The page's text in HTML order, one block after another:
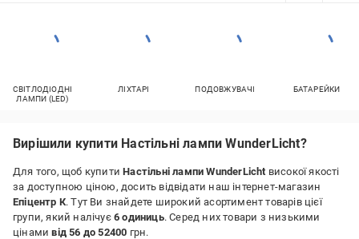
СВІТЛОДІОДНІ
ЛАМПИ (LED)
ЛІХТАРІ ПОДОВЖУВАЧІ БАТАРЕЙКИ
Вирішили купити Настільні лампи WunderLicht?
Для того, щоб купитиНастільні лампи WunderLichtвисокої якості
за доступною ціною, досить відвідати наш інтернет-магазин
Епіцентр К. Тут Ви знайдете широкий асортимент товарів цієї
групи, який налічує 6 одиниць. Серед них товари з низькими
цінамивід 56 до 52400 грн.